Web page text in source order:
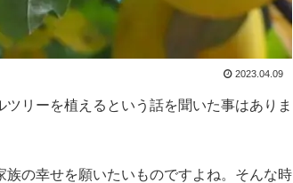
2023.04.09
リーを植えるという話を聞いた事はありま
の幸せを願いたいものですよね。そんな時